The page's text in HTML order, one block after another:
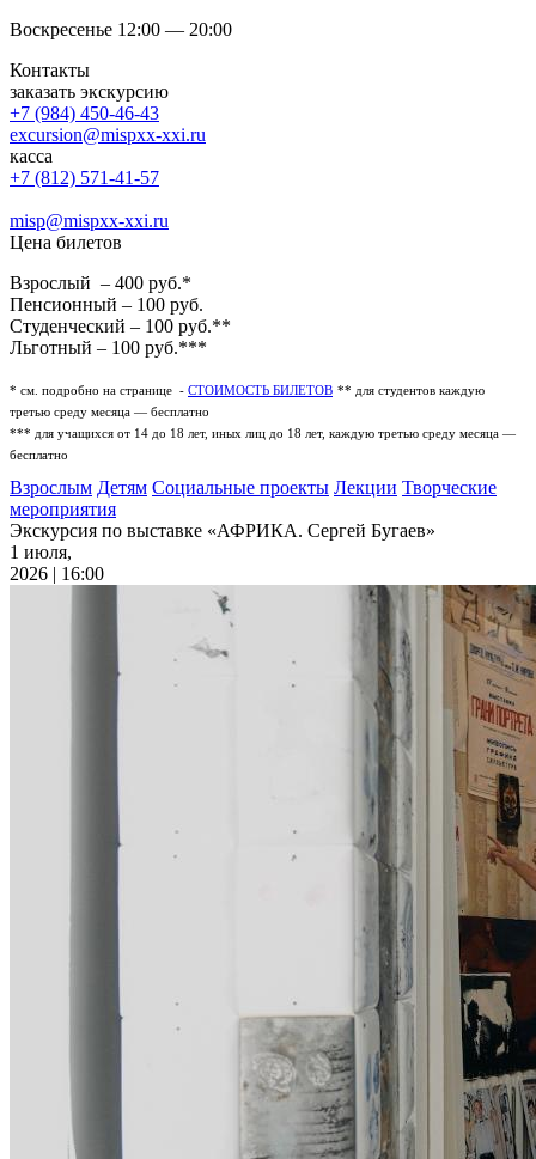
Воскресенье 12:00 — 20:00
Контакты
заказать экскурсию
+7 (984) 450-46-43
excursion@mispxx-xxi.ru
касса
+7 (812) 571-41-57
misp@mispxx-xxi.ru
Цена билетов
Взрослый – 400 руб.*
Пенсионный – 100 руб.
Студенческий – 100 руб.**
Льготный – 100 руб.***
* см. подробно на странице - СТОИМОСТЬ БИЛЕТОВ ** для студентов каждую
третью среду месяца — бесплатно
*** для учащихся от 14 до 18 лет, иных лиц до 18 лет, каждую третью среду месяца —
бесплатно
Взрослым Детям Социальные проекты Лекции Творческие
мероприятия
Экскурсия по выставке «АФРИКА. Сергей Бугаев»
1 июля,
2026 | 16:00